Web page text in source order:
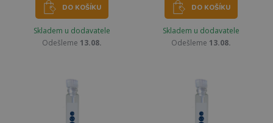
DO KOŠÍKU
Skladem u dodavatele
Odešleme 13.08.
DO KOŠÍKU
Skladem u dodavatele
Odešleme 13.08.